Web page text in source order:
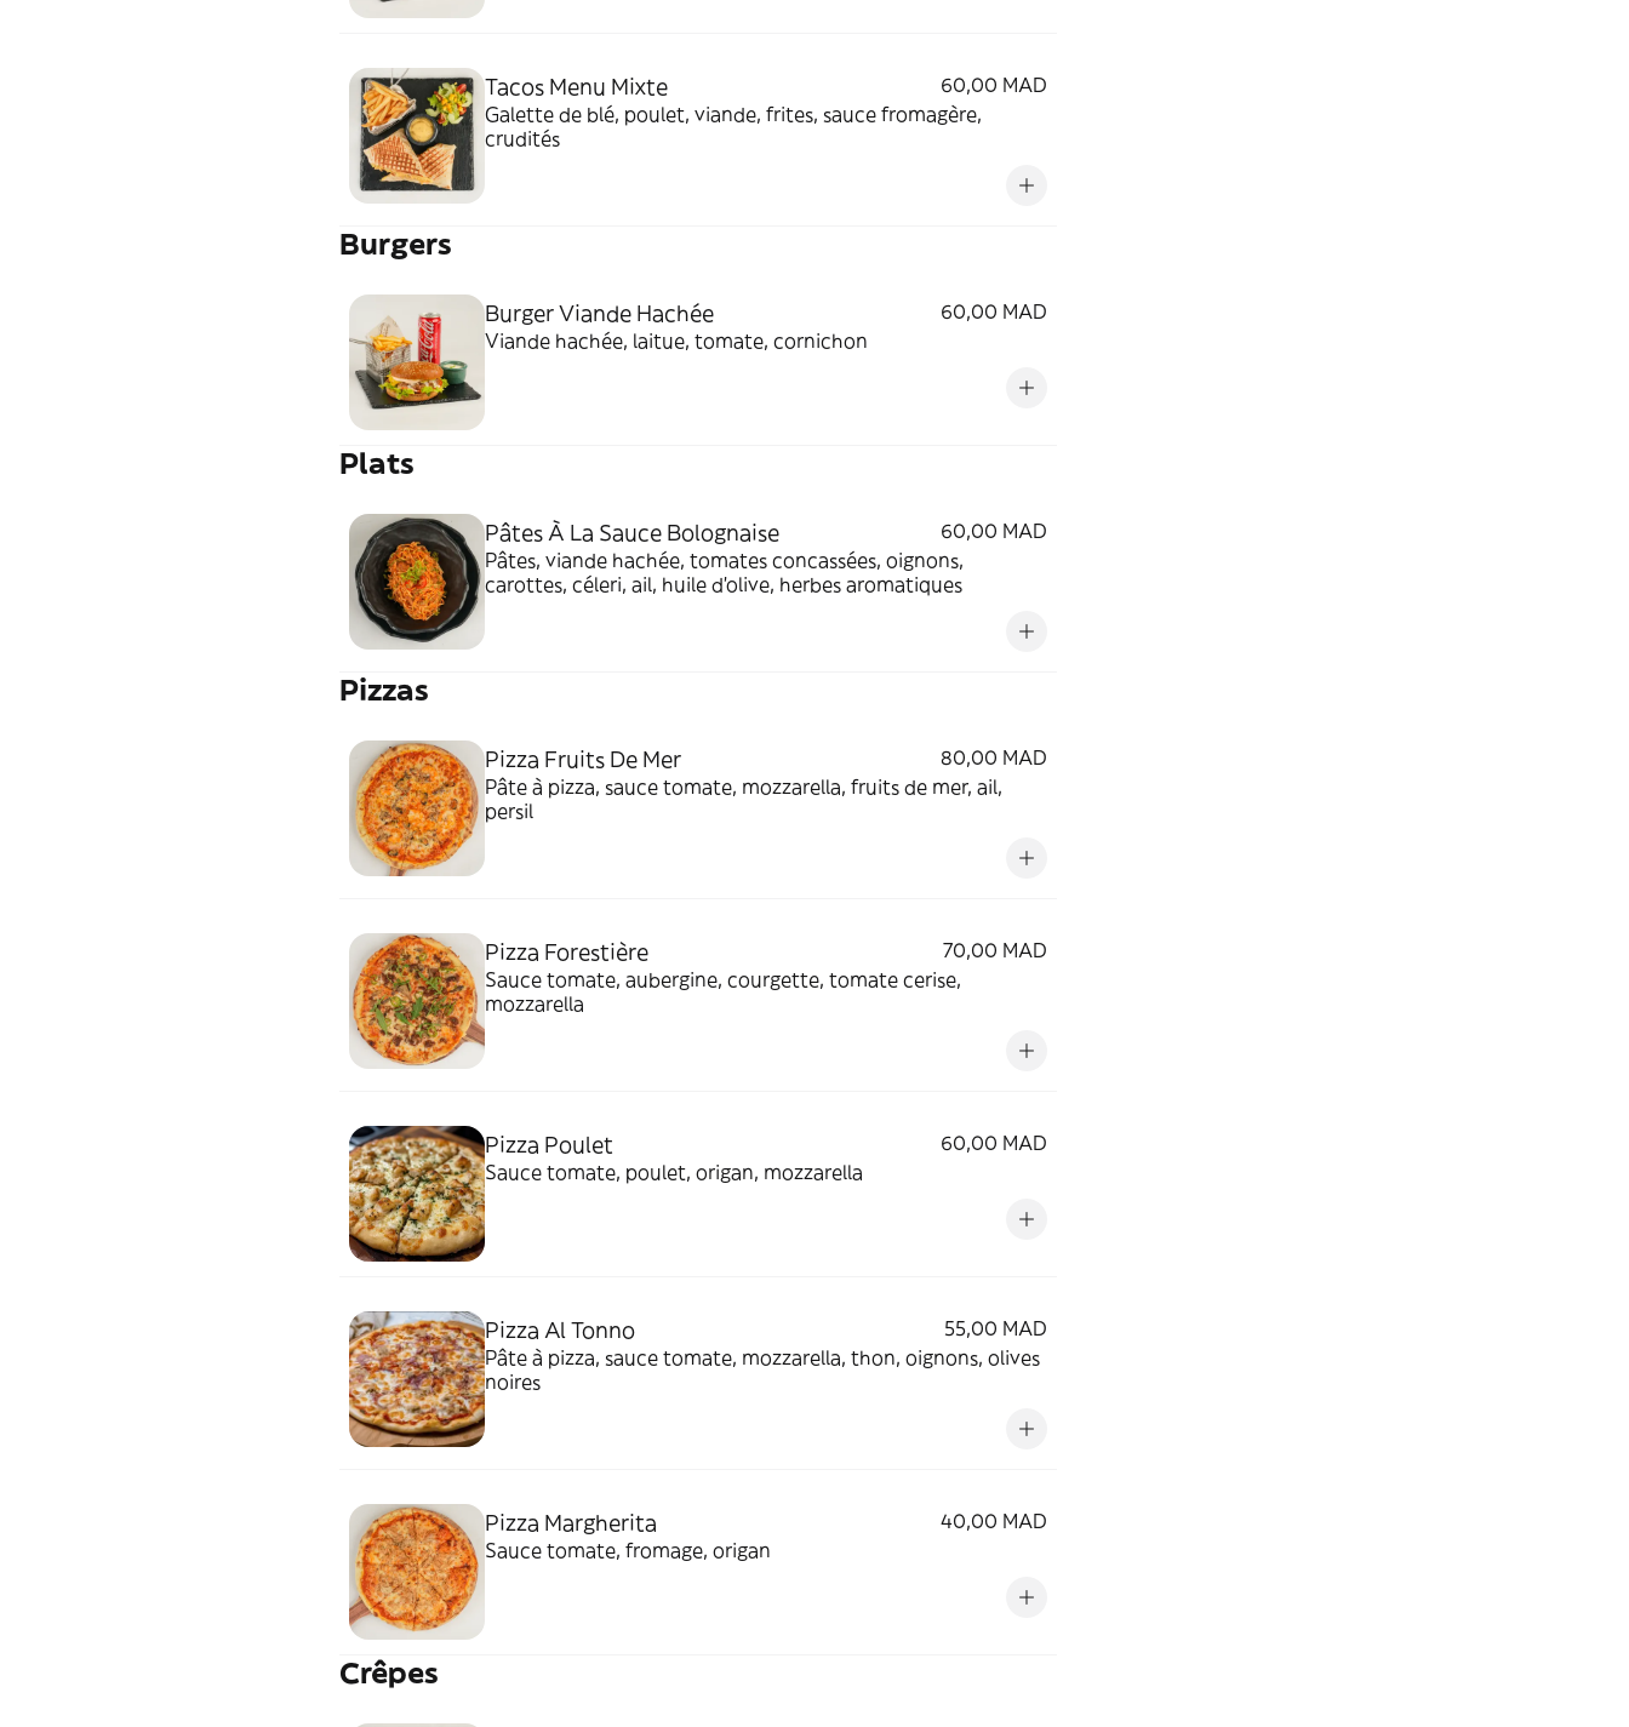
Tacos Menu Mixte
60,00 MAD
Galette de blé, poulet, viande, frites, sauce fromagère,
crudités
Burgers
Burger Viande Hachée
60,00 MAD
Viande hachée, laitue, tomate, cornichon
Plats
Pâtes À La Sauce Bolognaise
60,00 MAD
Pâtes, viande hachée, tomates concassées, oignons,
carottes, céleri, ail, huile d'olive, herbes aromatiques
Pizzas
Pizza Fruits De Mer
80,00 MAD
Pâte à pizza, sauce tomate, mozzarella, fruits de mer, ail,
persil
Pizza Forestière
70,00 MAD
Sauce tomate, aubergine, courgette, tomate cerise,
mozzarella
Pizza Poulet
60,00 MAD
Sauce tomate, poulet, origan, mozzarella
Pizza Al Tonno
55,00 MAD
Pâte à pizza, sauce tomate, mozzarella, thon, oignons, olives
noires
Pizza Margherita
40,00 MAD
Sauce tomate, fromage, origan
Crêpes